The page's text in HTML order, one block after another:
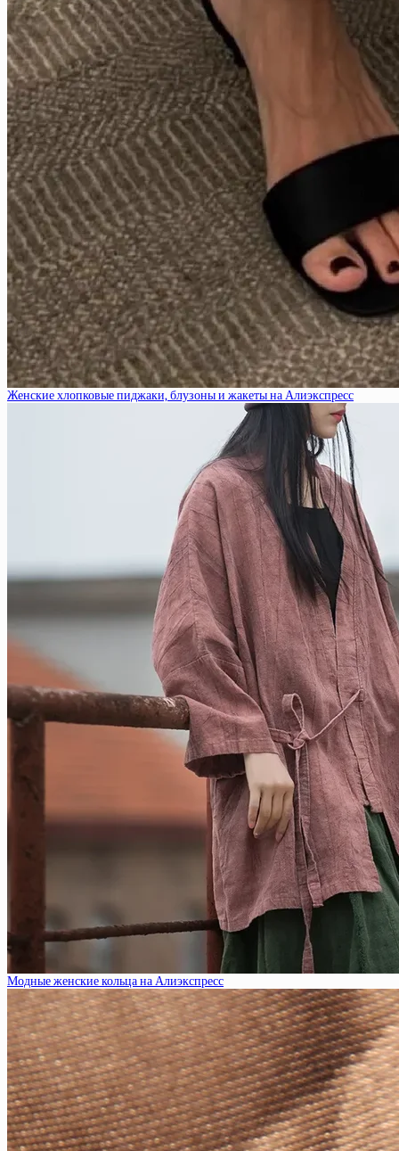
Женские хлопковые пиджаки, блузоны и жакеты на Алиэкспресс
Модные женские кольца на Алиэкспресс